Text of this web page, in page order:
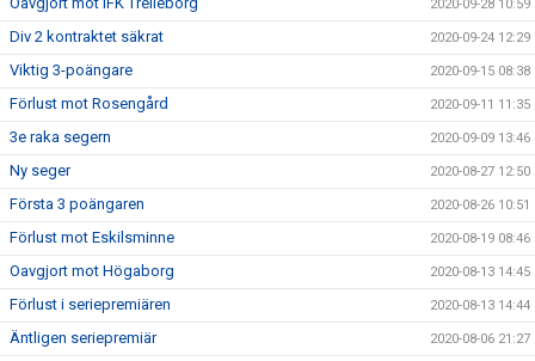
2020-09-28 10:59
Div 2 kontraktet säkrat 2020-09-24 12:29
Viktig 3-poängare 2020-09-15 08:38
Förlust mot Rosengård 2020-09-11 11:35
3e raka segern 2020-09-09 13:46
Ny seger 2020-08-27 12:50
Första 3 poängaren 2020-08-26 10:51
Förlust mot Eskilsminne 2020-08-19 08:46
Oavgjort mot Högaborg 2020-08-13 14:45
Förlust i seriepremiären 2020-08-13 14:44
Äntligen seriepremiär 2020-08-06 21:27